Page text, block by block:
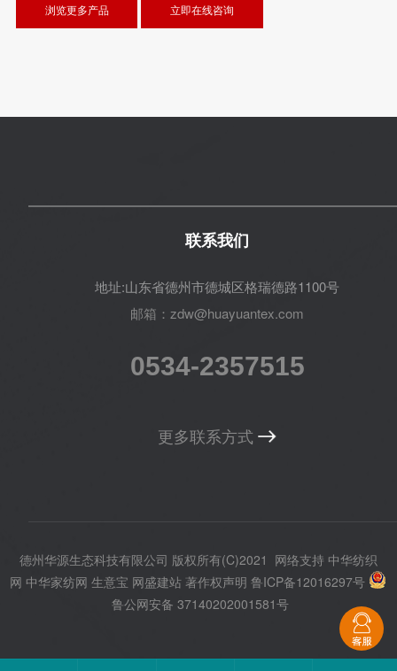
浏览更多产品 立即在线咨询
联系我们
地址:山东省德州市德城区格瑞德路1100号
邮箱：zdw@huayuantex.com
0534-2357515
更多联系方式
德州华源生态科技有限公司 版权所有(C)2021 网络支持 中华纺织
网 中华家纺网 生意宝 网盛建站 著作权声明 鲁ICP备12016297号
鲁公网安备 37140202001581号